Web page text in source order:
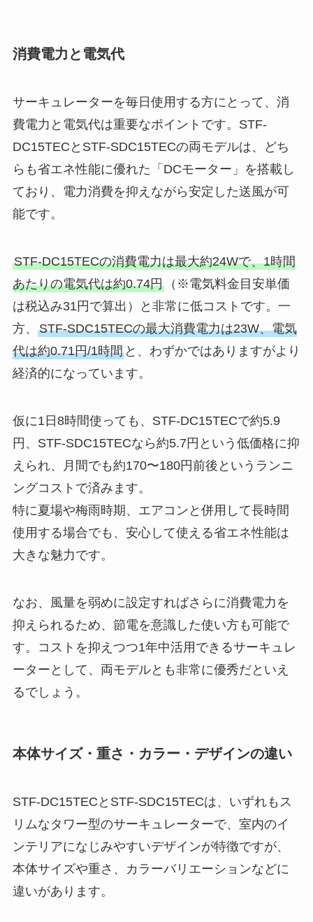
消費電力と電気代
サーキュレーターを毎日使用する方にとって、消
費電力と電気代は重要なポイントです。STF-
DC15TECとSTF-SDC15TECの両モデルは、どち
らも省エネ性能に優れた「DCモーター」を搭載し
ており、電力消費を抑えながら安定した送風が可
能です。
STF-DC15TECの消費電力は最大約24Wで、1時間
あたりの電気代は約0.74円（※電気料金目安単価
は税込み31円で算出）と非常に低コストです。一
方、 STF-SDC15TECの最大消費電力は23W、電気
代は約0.71円/1時間と、わずかではありますがより
経済的になっています。
仮に1日8時間使っても、STF-DC15TECで約5.9
円、STF-SDC15TECなら約5.7円という低価格に抑
えられ、月間でも約170〜180円前後というランニ
ングコストで済みます。
特に夏場や梅雨時期、エアコンと併用して長時間
使用する場合でも、安心して使える省エネ性能は
大きな魅力です。
なお、風量を弱めに設定すればさらに消費電力を
抑えられるため、節電を意識した使い方も可能で
す。コストを抑えつつ1年中活用できるサーキュレ
ーターとして、両モデルとも非常に優秀だといえ
るでしょう。
本体サイズ・重さ・カラー・デザインの違い
STF-DC15TECとSTF-SDC15TECは、いずれもス
リムなタワー型のサーキュレーターで、室内のイ
ンテリアになじみやすいデザインが特徴ですが、
本体サイズや重さ、カラーバリエーションなどに
違いがあります。